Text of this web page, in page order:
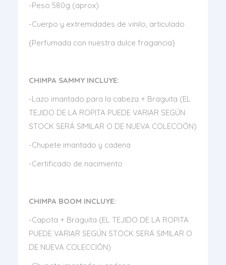
-Peso 580g (aprox)
-Cuerpo y extremidades de vinilo, articulado
{Perfumada con nuestra dulce fragancia}
CHIMPA SAMMY INCLUYE:
-Lazo imantado para la cabeza + Braguita (EL
TEJIDO DE LA ROPITA PUEDE VARIAR SEGÚN
STOCK SERÁ SIMILAR O DE NUEVA COLECCIÓN)
-Chupete imantado y cadena
-Certificado de nacimiento
CHIMPA BOOM INCLUYE:
-Capota + Braguita (EL TEJIDO DE LA ROPITA
PUEDE VARIAR SEGÚN STOCK SERÁ SIMILAR O
DE NUEVA COLECCIÓN)